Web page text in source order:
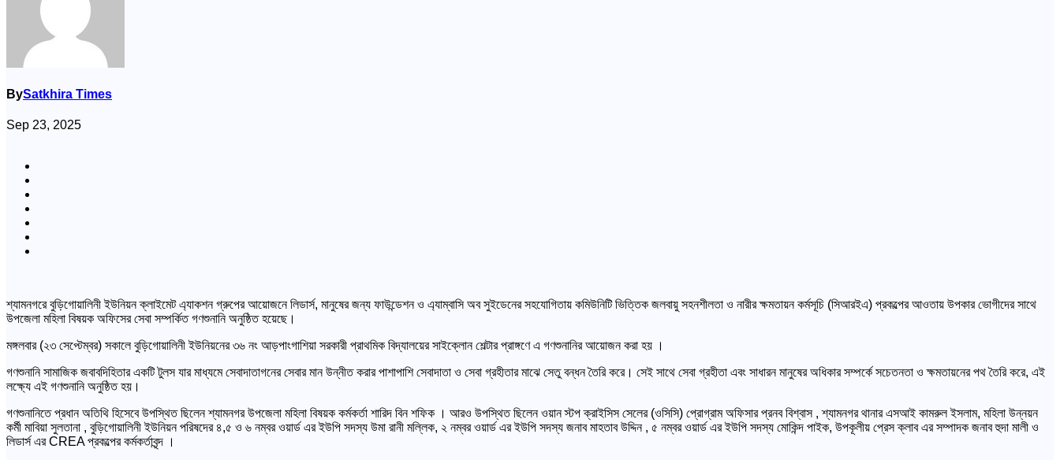
BySatkhira Times
Sep 23, 2025
শ্যামনগরে বুড়িগোয়ালিনী ইউনিয়ন ক্লাইমেট এ্যাকশন গ্রুপের আয়োজনে লিডার্স, মানুষের জন্য ফাউন্ডেশন ও এ্যাম্বাসি অব সুইডেনের সহযোগিতায় কমিউনিটি ভিত্তিক জলবায়ু সহনশীলতা ও নারীর ক্ষমতায়ন কর্মসূচি (সিআরইএ) প্রকল্পের আওতায় উপকার ভোগীদের সাথে
উপজেলা মহিলা বিষয়ক অফিসের সেবা সম্পর্কিত গণশুনানি অনুষ্ঠিত হয়েছে।
মঙ্গলবার (২৩ সেপ্টেম্বর) সকালে বুড়িগোয়ালিনী ইউনিয়নের ৩৬ নং আড়পাংগাশিয়া সরকারী প্রাথমিক বিদ্যালয়ের সাইক্লোন শেল্টার প্রাঙ্গণে এ গণশুনানির আয়োজন করা হয় ।
গণশুনানি সামাজিক জবাবদিহিতার একটি টুলস যার মাধ্যমে সেবাদাতাগনের সেবার মান উন্নীত করার পাশাপাশি সেবাদাতা ও সেবা গ্রহীতার মাঝে সেতু বন্ধন তৈরি করে। সেই সাথে সেবা গ্রহীতা এবং সাধারন মানুষের অধিকার সম্পর্কে সচেতনতা ও ক্ষমতায়নের পথ তৈরি করে, এই
লক্ষ্যে এই গণশুনানি অনুষ্ঠিত হয়।
গণশুনানিতে প্রধান অতিথি হিসেবে উপস্থিত ছিলেন শ্যামনগর উপজেলা মহিলা বিষয়ক কর্মকর্তা শারিদ বিন শফিক । আরও উপস্থিত ছিলেন ওয়ান স্টপ ক্রাইসিস সেলের (ওসিসি) প্রোগ্রাম অফিসার প্রনব বিশ্বাস , শ্যামনগর থানার এসআই কামরুল ইসলাম, মহিলা উন্নয়ন
কর্মী মাবিয়া সুলতানা , বুড়িগোয়ালিনী ইউনিয়ন পরিষদের ৪,৫ ও ৬ নম্বর ওয়ার্ড এর ইউপি সদস্য উমা রানী মল্লিক, ২ নম্বর ওয়ার্ড এর ইউপি সদস্য জনাব মাহতাব উদ্দিন , ৫ নম্বর ওয়ার্ড এর ইউপি সদস্য মোকিন্দ পাইক, উপকূলীয় প্রেস ক্লাব এর সম্পাদক জনাব হুদা মালী ও
লিডার্স এর CREA প্রকল্পের কর্মকর্তাবৃন্দ ।